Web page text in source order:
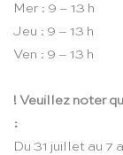
Mer : 9 – 13 h
Jeu : 9 – 13 h
Ven : 9 – 13 h
! Veuillez noter
:
Du 31 juillet au 7